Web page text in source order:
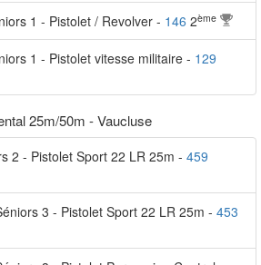
1 - Pistolet / Revolver - 146 2ème
1 - Pistolet vitesse militaire - 129
25m/50m - Vaucluse
2 - Pistolet Sport 22 LR 25m - 459
3 - Pistolet Sport 22 LR 25m - 453